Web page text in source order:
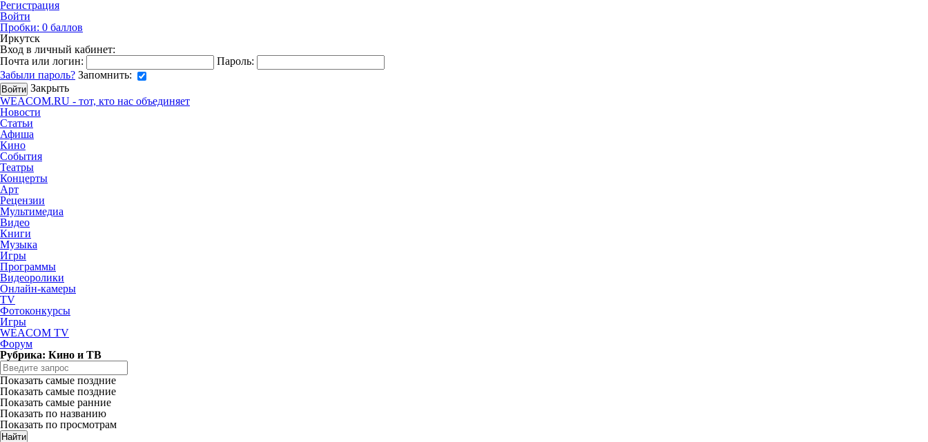
Регистрация
Войти
Пробки: 0 баллов
Иркутск
Вход в личный кабинет:
Почта или логин:
Пароль:
Забыли пароль? Запомнить:
Закрыть
WEACOM.RU - тот, кто нас объединяет
Новости
Статьи
Афиша
Кино
События
Театры
Концерты
Арт
Рецензии
Мультимедиа
Видео
Книги
Музыка
Игры
Программы
Видеоролики
Онлайн-камеры
TV
Фотоконкурсы
Игры
WEACOM TV
Форум
Рубрика: Кино и ТВ
Показать самые поздние
Показать самые поздние
Показать самые ранние
Показать по названию
Показать по просмотрам